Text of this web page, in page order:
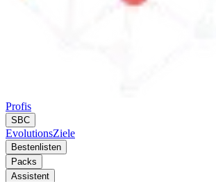
Profis
SBC
EvolutionsZiele
Bestenlisten
Packs
Assistent